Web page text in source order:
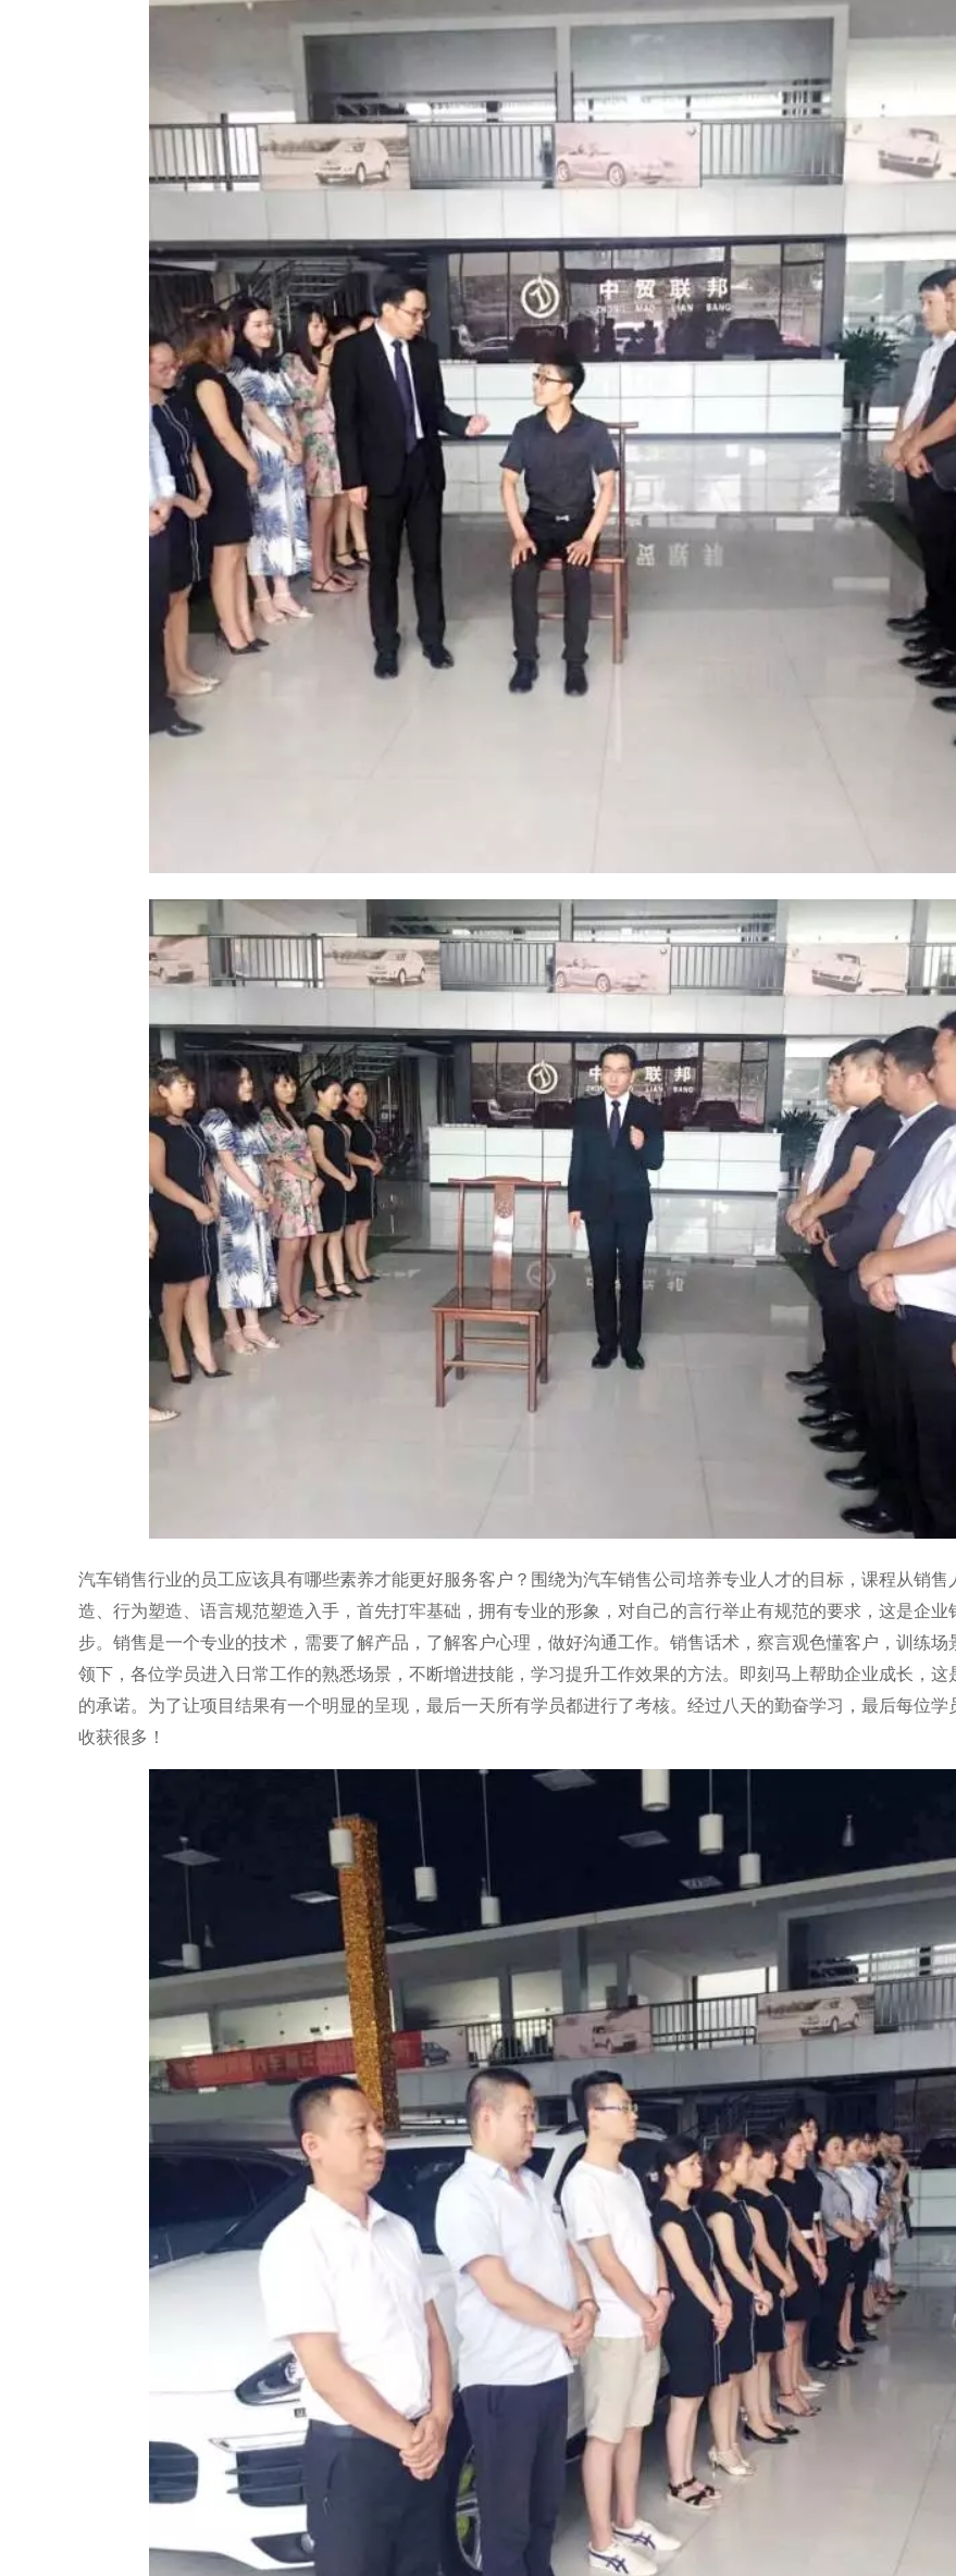
汽车销售行业的员工应该具有哪些素养才能更好服务客户？围绕为汽车销售公司培养专业人才的目标，课程从销售
造、行为塑造、语言规范塑造入手，首先打牢基础，拥有专业的形象，对自己的言行举止有规范的要求，这是企业
步。销售是一个专业的技术，需要了解产品，了解客户心理，做好沟通工作。销售话术，察言观色懂客户，训练场
领下，各位学员进入日常工作的熟悉场景，不断增进技能，学习提升工作效果的方法。即刻马上帮助企业成长，这
的承诺。为了让项目结果有一个明显的呈现，最后一天所有学员都进行了考核。经过八天的勤奋学习，最后每位学
收获很多！